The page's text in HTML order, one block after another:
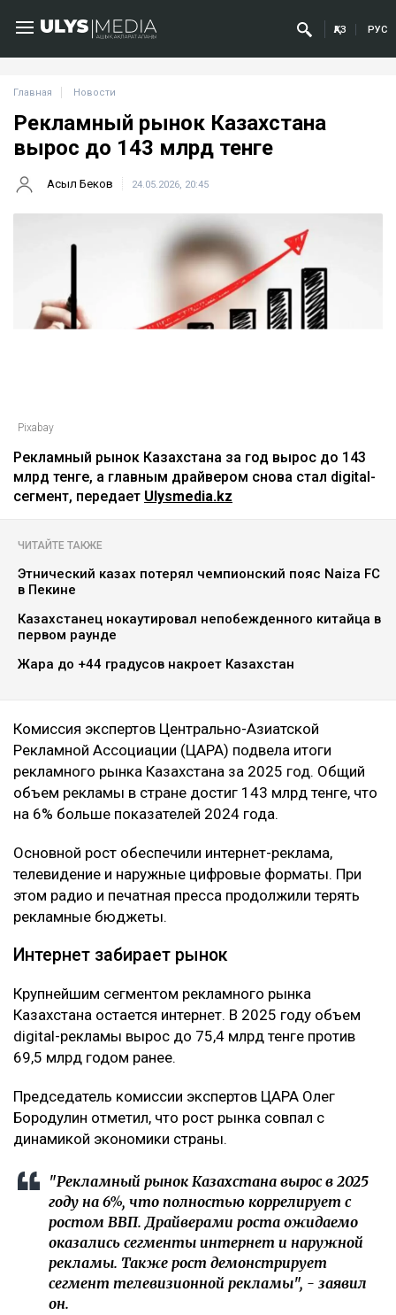
ҚАЗ РУС
Главная Новости
Рекламный рынок Казахстана
вырос до 143 млрд тенге
Асыл Беков 24.05.2026, 20:45
Pixabay
Рекламный рынок Казахстана за год вырос до 143
млрд тенге, а главным драйвером снова стал digital-
сегмент, передает Ulysmedia.kz
ЧИТАЙТЕ ТАКЖЕ
Этнический казах потерял чемпионский пояс Naiza FC
в Пекине
Казахстанец нокаутировал непобежденного китайца в
первом раунде
Жара до +44 градусов накроет Казахстан
Комиссия экспертов Центрально-Азиатской
Рекламной Ассоциации (ЦАРА) подвела итоги
рекламного рынка Казахстана за 2025 год. Общий
объем рекламы в стране достиг 143 млрд тенге, что
на 6% больше показателей 2024 года.
Основной рост обеспечили интернет-реклама,
телевидение и наружные цифровые форматы. При
этом радио и печатная пресса продолжили терять
рекламные бюджеты.
Интернет забирает рынок
Крупнейшим сегментом рекламного рынка
Казахстана остается интернет. В 2025 году объем
digital-рекламы вырос до 75,4 млрд тенге против
69,5 млрд годом ранее.
Председатель комиссии экспертов ЦАРА Олег
Бородулин отметил, что рост рынка совпал с
динамикой экономики страны.
"Рекламный рынок Казахстана вырос в 2025
году на 6%, что полностью коррелирует с
ростом ВВП. Драйверами роста ожидаемо
оказались сегменты интернет и наружной
рекламы. Также рост демонстрирует
сегмент телевизионной рекламы", - заявил
он.